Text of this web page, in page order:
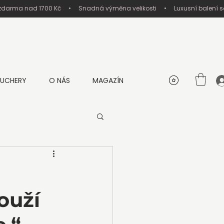
O NÁS MAGAZÍN